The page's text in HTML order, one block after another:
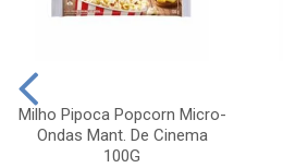
Milho Pipoca Popcorn Micro-
Ondas Mant. De Cinema
100G